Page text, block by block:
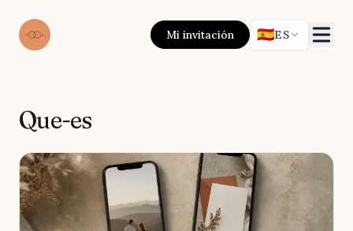
Mi invitación 🇪🇸ES
Que-es